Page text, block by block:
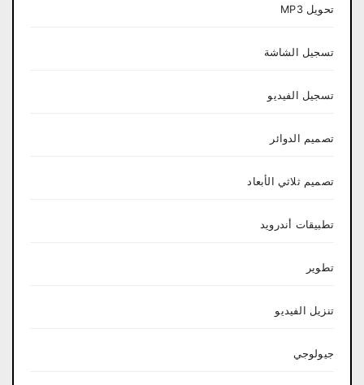
تحويل MP3
تسجيل الشاشة
تسجيل الفيديو
تصميم الدوائر
تصميم ثلاثي الأبعاد
تطبيقات أندرويد
تطوير
تنزيل الفيديو
جيولوجي